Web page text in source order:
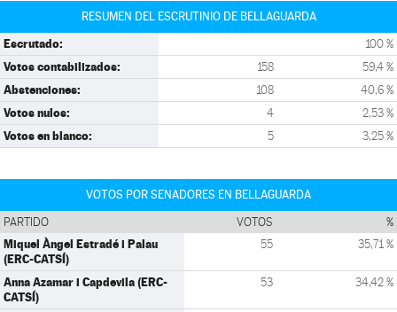
RESUMEN DEL ESCRUTINIO DE BELLAGUARDA
Escrutado: 100 %
Votos contabilizados: 158 59,4 %
Abstenciones: 108 40,6 %
Votos nulos: 4 2,53 %
Votos en blanco: 5 3,25 %
VOTOS POR SENADORES EN BELLAGUARDA
PARTIDO VOTOS %
Miquel Àngel Estradé i Palau
(ERC-CATSÍ)
55 35,71 %
Anna Azamar i Capdevila (ERC-
CATSÍ)
53 34,42 %